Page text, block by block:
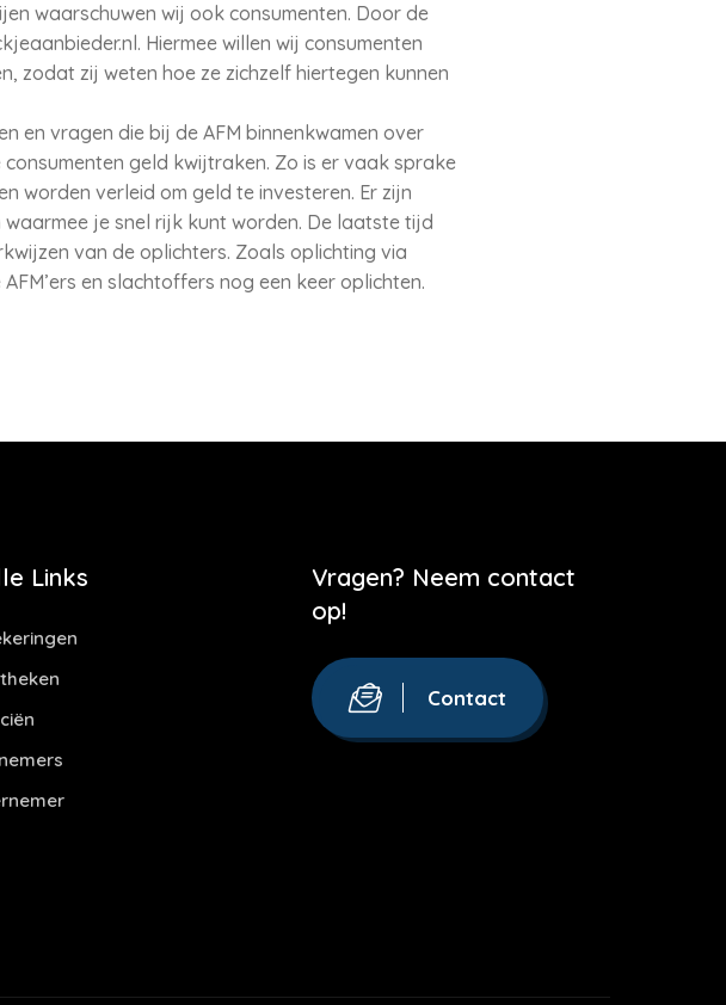
waarschuwen wij ook consumenten. Door de
Hiermee willen wij consumenten
zodat zij weten hoe ze zichzelf hiertegen kunnen
en vragen die bij de AFM binnenkwamen over
geld kwijtraken. Zo is er vaak sprake
worden verleid om geld te investeren. Er zijn
je snel rijk kunt worden. De laatste tijd
van de oplichters. Zoals oplichting via
en slachtoffers nog een keer oplichten.
Links
Vragen? Neem contact
op!
Contact